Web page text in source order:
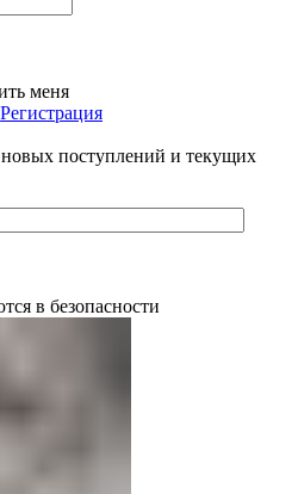
меня
Регистрация
новых поступлений и текущих
в безопасности